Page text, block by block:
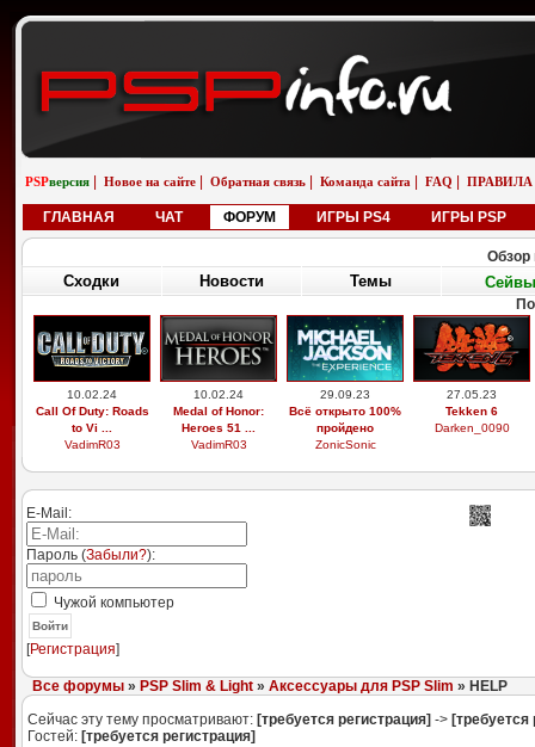
PSPверсия Новое на сайте Обратная связь Команда сайта FAQ ПРАВИЛА
ГЛАВНАЯ ЧАТ ФОРУМ ИГРЫ PS4 ИГРЫ PSP
Обзор
Сходки Новости Темы Сейвы
10.02.24
Call Of Duty: Roads
to Vi ...
VadimR03
10.02.24
Medal of Honor:
Heroes 51 ...
VadimR03
29.09.23
Всё открыто 100%
пройдено
ZonicSonic
27.05.23
Tekken 6
Darken_0090
E-Mail:
Пароль (Забыли?):
Чужой компьютер
Войти
[Регистрация]
Все форумы» PSP Slim & Light» Аксессуары для PSP Slim » HELP
Сейчас эту тему просматривают: [требуется регистрация] -> [требуется
Гостей: [требуется регистрация]